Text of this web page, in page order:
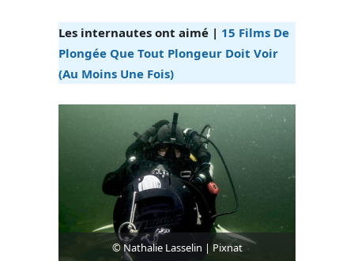
Les internautes ont aimé | 15 Films De
Plongée Que Tout Plongeur Doit Voir
(Au Moins Une Fois)
© Nathalie Lasselin | Pixnat